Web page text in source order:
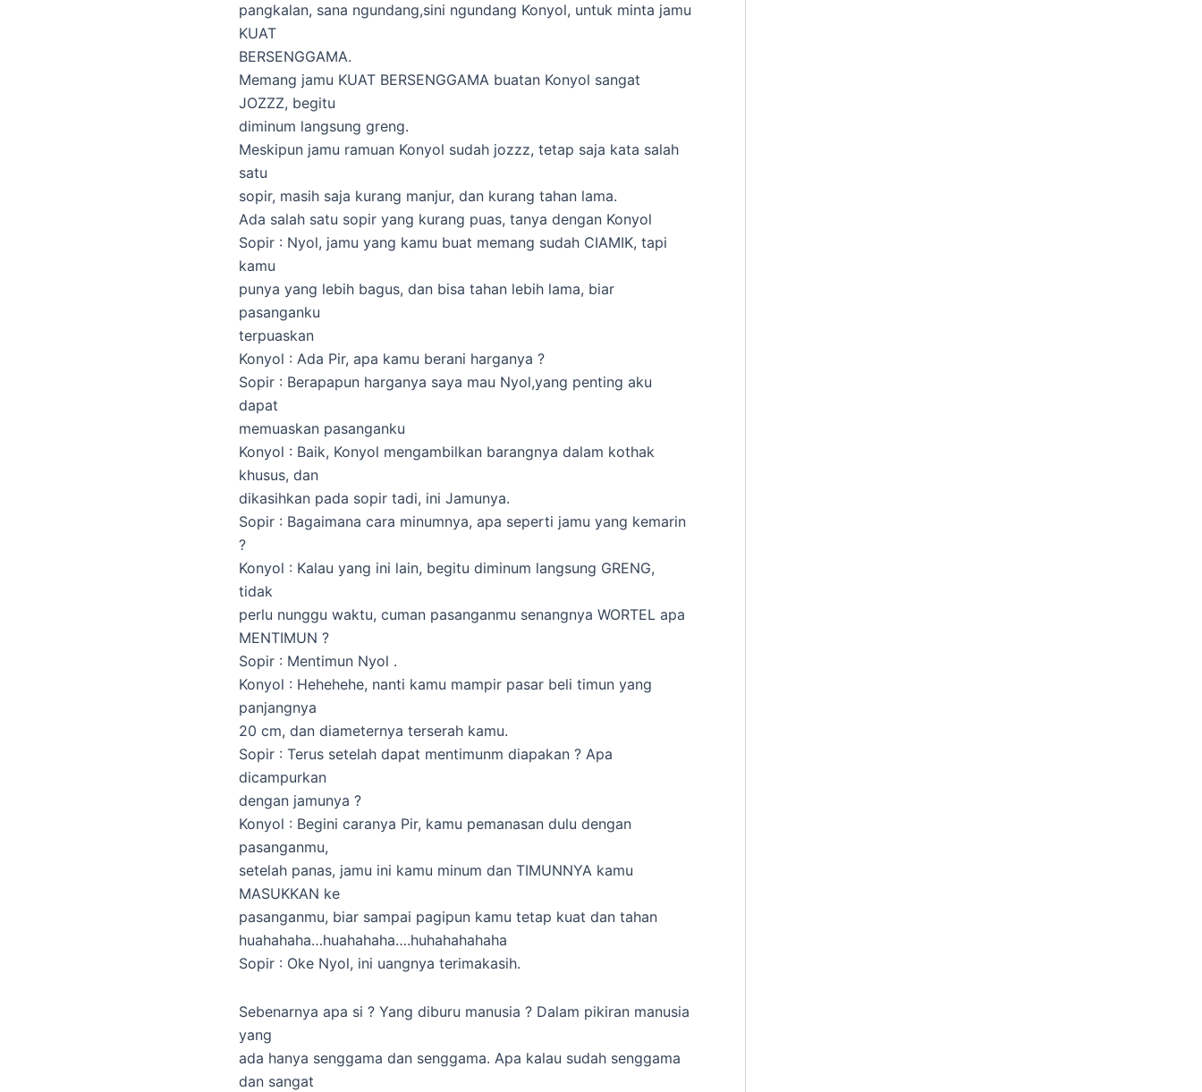
pangkalan, sana ngundang,sini ngundang Konyol, untuk minta jamu
KUAT
BERSENGGAMA.
Memang jamu KUAT BERSENGGAMA buatan Konyol sangat
JOZZZ, begitu
diminum langsung greng.
Meskipun jamu ramuan Konyol sudah jozzz, tetap saja kata salah
satu
sopir, masih saja kurang manjur, dan kurang tahan lama.
Ada salah satu sopir yang kurang puas, tanya dengan Konyol
Sopir : Nyol, jamu yang kamu buat memang sudah CIAMIK, tapi
kamu
punya yang lebih bagus, dan bisa tahan lebih lama, biar
pasanganku
terpuaskan
Konyol : Ada Pir, apa kamu berani harganya ?
Sopir : Berapapun harganya saya mau Nyol,yang penting aku
dapat
memuaskan pasanganku
Konyol : Baik, Konyol mengambilkan barangnya dalam kothak
khusus, dan
dikasihkan pada sopir tadi, ini Jamunya.
Sopir : Bagaimana cara minumnya, apa seperti jamu yang kemarin
?
Konyol : Kalau yang ini lain, begitu diminum langsung GRENG,
tidak
perlu nunggu waktu, cuman pasanganmu senangnya WORTEL apa
MENTIMUN ?
Sopir : Mentimun Nyol .
Konyol : Hehehehe, nanti kamu mampir pasar beli timun yang
panjangnya
20 cm, dan diameternya terserah kamu.
Sopir : Terus setelah dapat mentimunm diapakan ? Apa
dicampurkan
dengan jamunya ?
Konyol : Begini caranya Pir, kamu pemanasan dulu dengan
pasanganmu,
setelah panas, jamu ini kamu minum dan TIMUNNYA kamu
MASUKKAN ke
pasanganmu, biar sampai pagipun kamu tetap kuat dan tahan
huahahaha…huahahaha….huhahahahaha
Sopir : Oke Nyol, ini uangnya terimakasih.
Sebenarnya apa si ? Yang diburu manusia ? Dalam pikiran manusia
yang
ada hanya senggama dan senggama. Apa kalau sudah senggama
dan sangat